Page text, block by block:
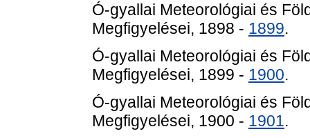
Ó-gyallai Meteorológiai és
Megfigyelései, 1898 - 1899.
Ó-gyallai Meteorológiai és
Megfigyelései, 1899 - 1900.
Ó-gyallai Meteorológiai és
Megfigyelései, 1900 - 1901.